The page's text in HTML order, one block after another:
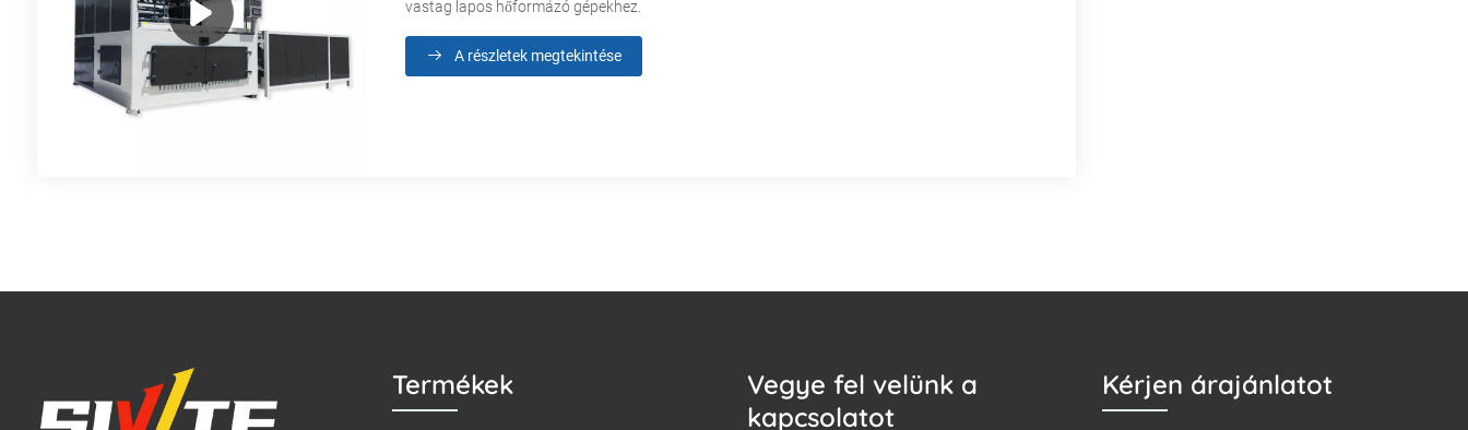
vastag lapos hőformázó gépekhez.
A részletek megtekintése
Termékek
Vegye fel velünk a
kapcsolatot
Kérjen árajánlatot